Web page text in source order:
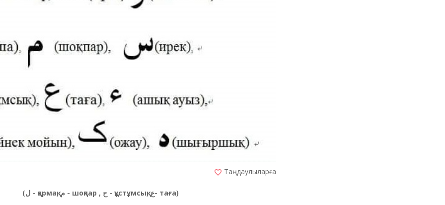
Таңдаулыларға
(ل - қармақ,م - шоқпар , ح - құстұмсық,ع- таға)